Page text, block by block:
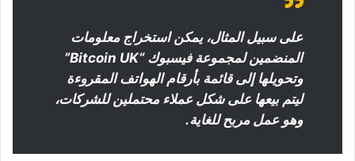
على سبيل المثال، يمكن استخراج معلومات
المنضمين لمجموعة فيسبوك “Bitcoin UK”
وتحويلها إلى قائمة بأرقام الهواتف المقروءة
ليتم بيعها على شكل عملاء محتملين للشركات،
وهو عمل مربح للغاية.